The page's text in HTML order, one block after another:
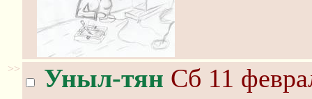
>> Уныл-тян Сб 11